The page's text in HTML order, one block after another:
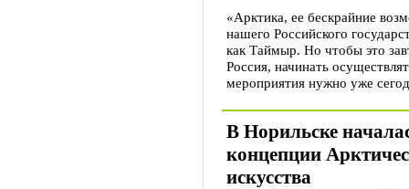
«Арктика, ее бескрайние
нашего Российского
как Таймыр. Но чтобы это
Россия, начинать
мероприятия нужно уже
В Норильске
концепции
искусства